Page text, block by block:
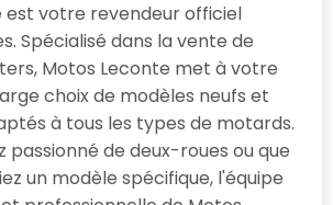
est votre revendeur officiel
Spécialisé dans la vente de
Motos Leconte met à votre
choix de modèles neufs et
à tous les types de motards.
passionné de deux-roues ou que
un modèle spécifique, l'équipe